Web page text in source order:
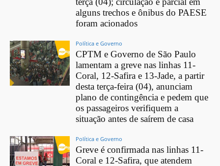
alguns trechos e ônibus do PAESE
foram acionados
Política e Governo
CPTM e Governo de São Paulo
lamentam a greve nas linhas 11-
Coral, 12-Safira e 13-Jade, a partir
desta terça-feira (04), anunciam
plano de contingência e pedem que
os passageiros verifiquem a
situação antes de saírem de casa
Política e Governo
Greve é confirmada nas linhas 11-
Coral e 12-Safira, que atendem